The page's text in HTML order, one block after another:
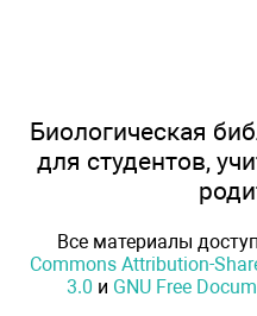
Биологическая
для студентов,
Все материалы
Commons Attribution-
3.0 и GNU Free